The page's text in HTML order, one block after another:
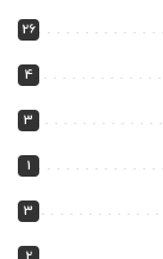
26
4
3
1
3